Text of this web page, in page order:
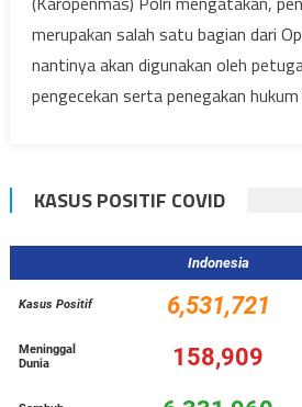
merupakan salah satu bagian dari
nantinya akan digunakan oleh
pengecekan serta penegakan
KASUS POSITIF COVID